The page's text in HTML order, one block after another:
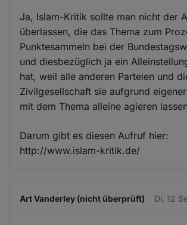
Ja, Islam-Kritik sollte man nicht der
überlassen, die das Thema zum
Punktesammeln bei der
und diesbezüglich ja ein
hat, weil alle anderen Parteien und
Zivilgesellschaft sie aufgrund
mit dem Thema alleine agieren
Darum gibt es diesen Aufruf hier:
http://www.islam-kritik.de/
Art Vanderley (nicht überprüft) Di. 12